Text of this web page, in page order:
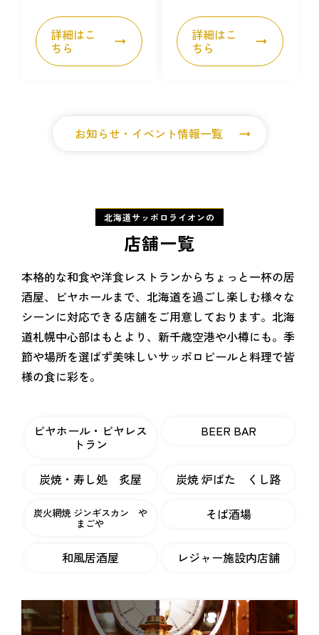
詳細はこ
ちら
詳細はこ
ちら
お知らせ・イベント情報一覧
北海道サッポロライオンの
店舗一覧
本格的な和食や洋食レストランからちょっと一杯の居
酒屋、ビヤホールまで、 北海道を過ごし楽しむ様々な
シーンに対応できる店舗をご用意しております。 北海
道札幌中心部はもとより、新千歳空港や小樽にも。 季
節や場所を選ばず美味しいサッポロビールと料理で皆
様の食に彩を。
ビヤホール・ビヤレス
トラン
BEER BAR
炭焼・寿し処 炙屋 炭焼 炉ばた くし路
炭火網焼 ジンギスカン や
まごや
そば酒場
和風居酒屋 レジャー施設内店舗